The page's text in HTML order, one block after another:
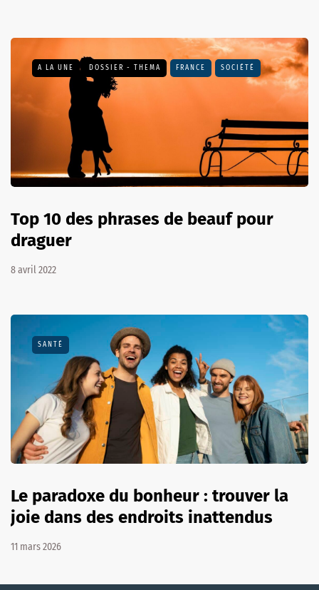
A LA UNE DOSSIER - THEMA FRANCE SOCIÉTÉ
Top 10 des phrases de beauf pour
draguer
8 avril 2022
SANTÉ
Le paradoxe du bonheur : trouver la
joie dans des endroits inattendus
11 mars 2026